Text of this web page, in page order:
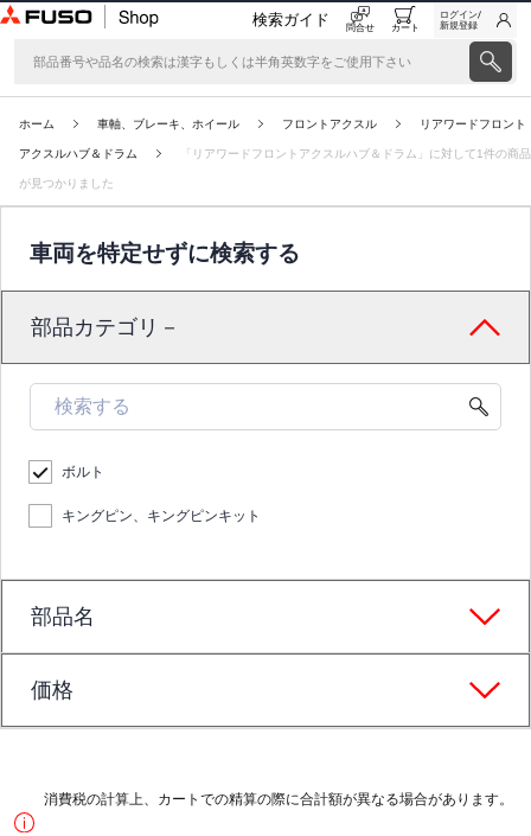
検索ガイド 問合せ カート
ログイン/
新規登録
ホーム 車軸、ブレーキ、ホイール フロントアクスル リアワードフロント
アクスルハブ＆ドラム 「リアワードフロントアクスルハブ＆ドラム」に対して1件の商品
が見つかりました
車両を特定せずに検索する
部品カテゴリ－
ボルト
キングピン、キングピンキット
部品名
価格
消費税の計算上、カートでの精算の際に合計額が異なる場合があります。